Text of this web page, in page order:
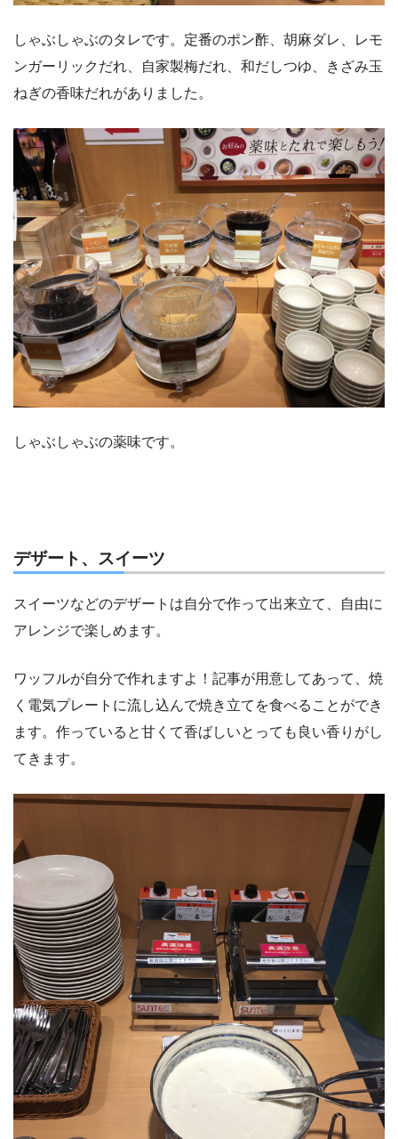
しゃぶしゃぶのタレです。定番のポン酢、胡麻ダレ、レモ
ンガーリックだれ、自家製梅だれ、和だしつゆ、きざみ玉
ねぎの香味だれがありました。
しゃぶしゃぶの薬味です。
デザート、スイーツ
スイーツなどのデザートは自分で作って出来立て、自由に
アレンジで楽しめます。
ワッフルが自分で作れますよ！記事が用意してあって、焼
く電気プレートに流し込んで焼き立てを食べることができ
ます。作っていると甘くて香ばしいとっても良い香りがし
てきます。